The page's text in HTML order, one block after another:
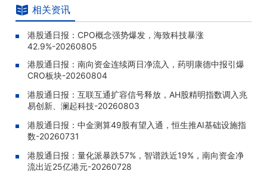
相关资讯
港股通日报：CPO概念强势爆发，海致科技暴涨
42.9%-20260805
港股通日报：南向资金连续两日净流入，药明康德中报引爆
CRO板块-20260804
港股通日报：互联互通扩容信号释放，AH股精明指数调入兆
易创新、澜起科技-20260803
港股通日报：中金测算49股有望入通，恒生推AI基础设施指
数-20260731
港股通日报：量化派暴跌57%，智谱跌近19%，南向资金净
流出近25亿港元-20260728